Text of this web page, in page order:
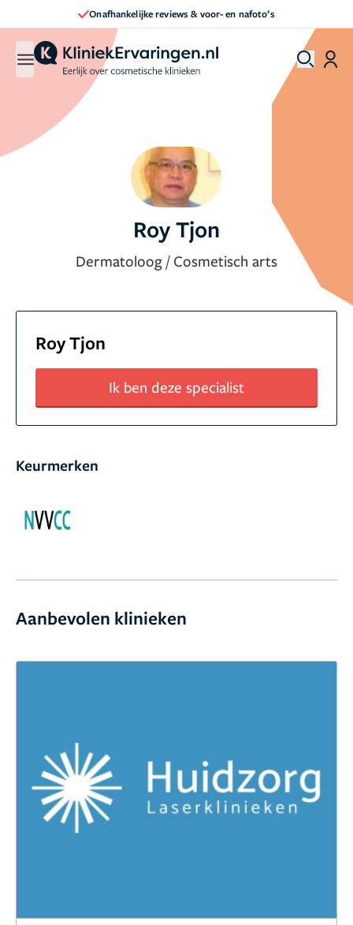
Onafhankelijke reviews & voor- en nafoto’s
Roy Tjon
Dermatoloog / Cosmetisch arts
Roy Tjon
Ik ben deze specialist
Keurmerken
Aanbevolen klinieken